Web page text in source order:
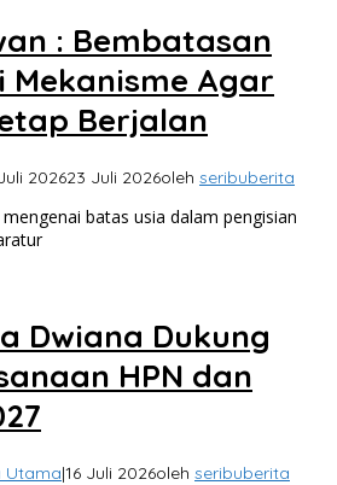
: Bembatasan
Mekanisme Agar
Berjalan
202623 Juli 2026oleh seribuberita
batas usia dalam pengisian
Dwiana Dukung
HPN dan
Utama|16 Juli 2026oleh seribuberita